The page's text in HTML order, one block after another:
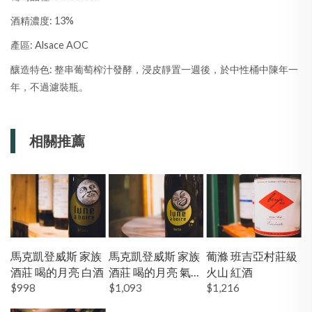
酒精濃度: 13%
產區: Alsace AOC
釀造特色: 整串葡萄榨汁發酵，浸皮靜置一週後，於中性桶中陳年一
年，不過濾裝瓶。
相關推薦
馬克凱登威斯 家族
酒莊 喝的月亮 白酒
$998
馬克凱登威斯 家族
酒莊 喝的月亮 氣泡
酒
$1,093
葡滌 班吉亞村莊級
火山 紅酒
$1,216